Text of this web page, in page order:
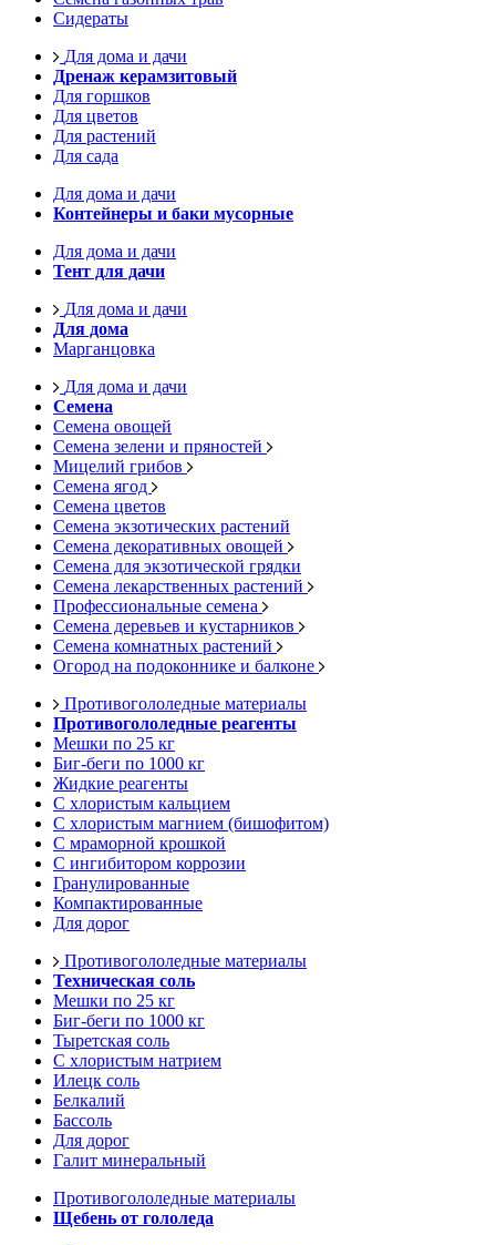
Сидераты
Для дома и дачи
Дренаж керамзитовый
Для горшков
Для цветов
Для растений
Для сада
Для дома и дачи
Контейнеры и баки мусорные
Для дома и дачи
Тент для дачи
Для дома и дачи
Для дома
Марганцовка
Для дома и дачи
Семена
Семена овощей
Семена зелени и пряностей
Мицелий грибов
Семена ягод
Семена цветов
Семена экзотических растений
Семена декоративных овощей
Семена для экзотической грядки
Семена лекарственных растений
Профессиональные семена
Семена деревьев и кустарников
Семена комнатных растений
Огород на подоконнике и балконе
Противогололедные материалы
Противогололедные реагенты
Мешки по 25 кг
Биг-беги по 1000 кг
Жидкие реагенты
С хлористым кальцием
С хлористым магнием (бишофитом)
С мраморной крошкой
С ингибитором коррозии
Гранулированные
Компактированные
Для дорог
Противогололедные материалы
Техническая соль
Мешки по 25 кг
Биг-беги по 1000 кг
Тыретская соль
С хлористым натрием
Илецк соль
Белкалий
Бассоль
Для дорог
Галит минеральный
Противогололедные материалы
Щебень от гололеда